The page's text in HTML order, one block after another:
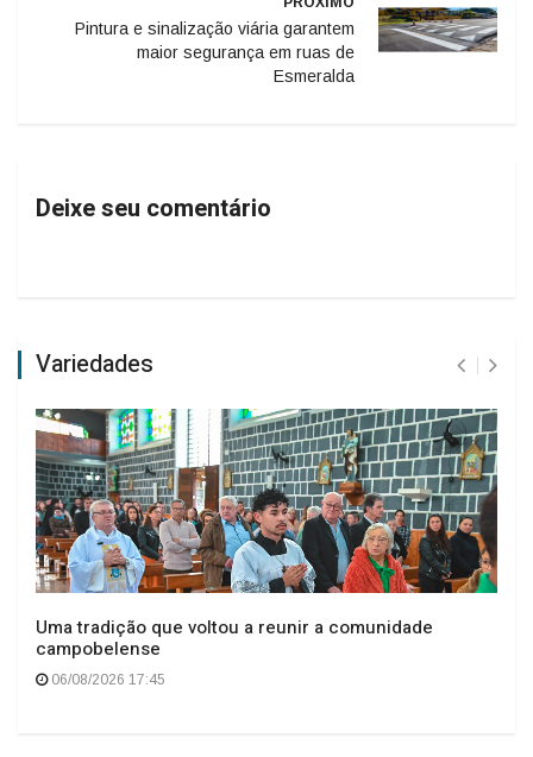
Pintura e sinalização viária garantem
maior segurança em ruas de
Esmeralda
Deixe seu comentário
Variedades
Uma tradição que voltou a reunir a comunidade
campobelense
06/08/2026 17:45